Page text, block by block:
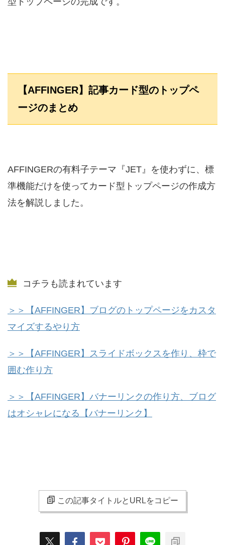
【AFFINGER】記事カード型のトップペ
ージのまとめ
AFFINGERの有料子テーマ『JET』を使わずに、標
準機能だけを使ってカード型トップページの作成方
法を解説しました。
コチラも読まれています
＞＞【AFFINGER】ブログのトップページをカスタ
マイズするやり方
＞＞【AFFINGER】スライドボックスを作り、枠で
囲む作り方
＞＞【AFFINGER】バナーリンクの作り方、ブログ
はオシャレになる【バナーリンク】
この記事タイトルとURLをコピー